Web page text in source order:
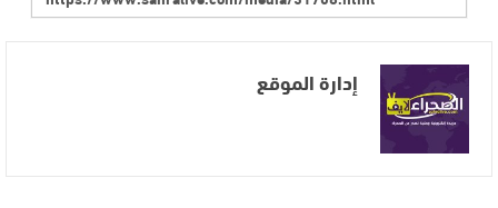
إدارة الموقع